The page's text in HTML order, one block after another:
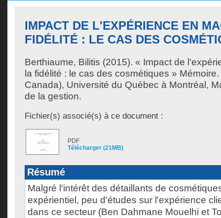
IMPACT DE L'EXPÉRIENCE EN
FIDÉLITÉ : LE CAS DES
Berthiaume, Bilitis (2015). « Impact de
la fidélité : le cas des cosmétiques »
Canada), Université du Québec à Montréal,
de la gestion.
Fichier(s) associé(s) à ce document :
PDF
Télécharger (21MB)
Résumé
Malgré l'intérêt des détaillants de
expérientiel, peu d'études sur l'expérience
dans ce secteur (Ben Dahmane Mouelhi et